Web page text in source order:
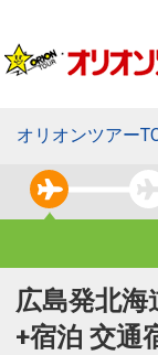
オリオンツアー
広島発北海
+宿泊 交通